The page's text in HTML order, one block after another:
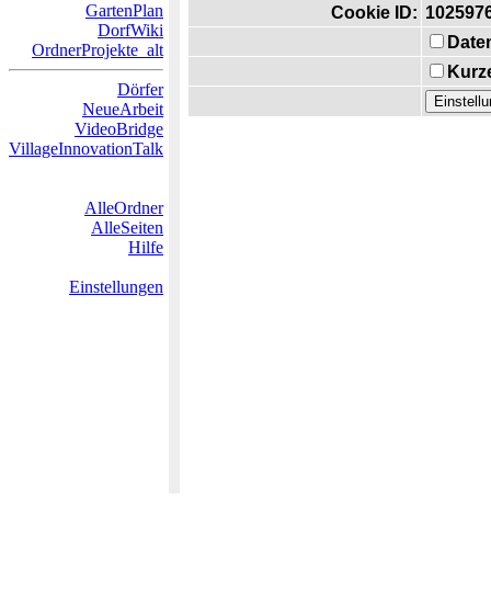
GartenPlan
DorfWiki
OrdnerProjekte_alt
Dörfer
NeueArbeit
VideoBridge
VillageInnovationTalk
AlleOrdner
AlleSeiten
Hilfe
Einstellungen
Cookie ID: